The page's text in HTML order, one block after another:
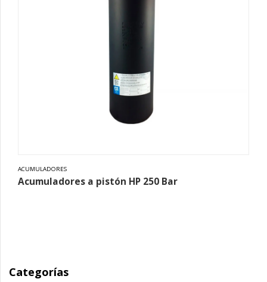
ACUMULADORES
Acumuladores a pistón HP 250 Bar
Categorías